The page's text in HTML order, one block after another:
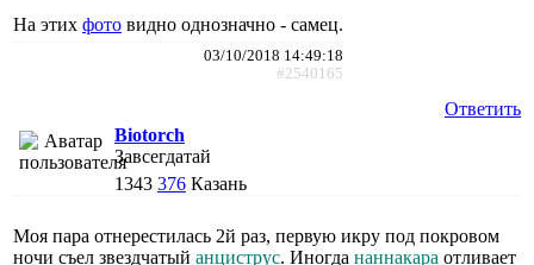
На этих фото видно однозначно - самец.
03/10/2018 14:49:18
#2540165
Ответить
Biotorch
Завсегдатай
1343 376 Казань
Моя пара отнерестилась 2й раз, первую икру под покровом
ночи съел звездчатый анциструс. Иногда наннакара отливает